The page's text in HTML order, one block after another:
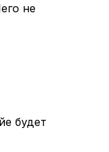
не
будет